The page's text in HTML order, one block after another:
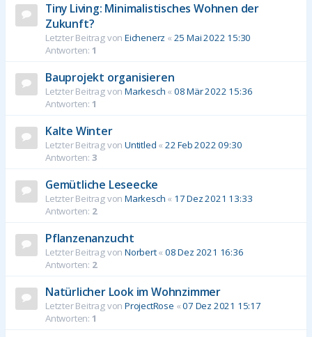
Tiny Living: Minimalistisches Wohnen der
Zukunft?
Letzter Beitrag von Eichenerz « 25 Mai 2022 15:30
Antworten: 1
Bauprojekt organisieren
Letzter Beitrag von Markesch « 08 Mär 2022 15:36
Antworten: 1
Kalte Winter
Letzter Beitrag von Untitled « 22 Feb 2022 09:30
Antworten: 3
Gemütliche Leseecke
Letzter Beitrag von Markesch « 17 Dez 2021 13:33
Antworten: 2
Pflanzenanzucht
Letzter Beitrag von Norbert«08 Dez 2021 16:36
Antworten: 2
Natürlicher Look im Wohnzimmer
Letzter Beitrag von ProjectRose «07 Dez 2021 15:17
Antworten: 1